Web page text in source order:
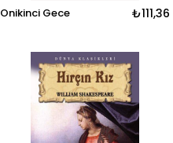
Onikinci Gece ₺111,36